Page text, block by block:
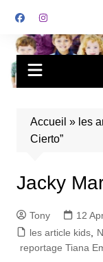
Accueil » les
Cierto”
Jacky
Tony
12
les article kids,
reportage Tiana